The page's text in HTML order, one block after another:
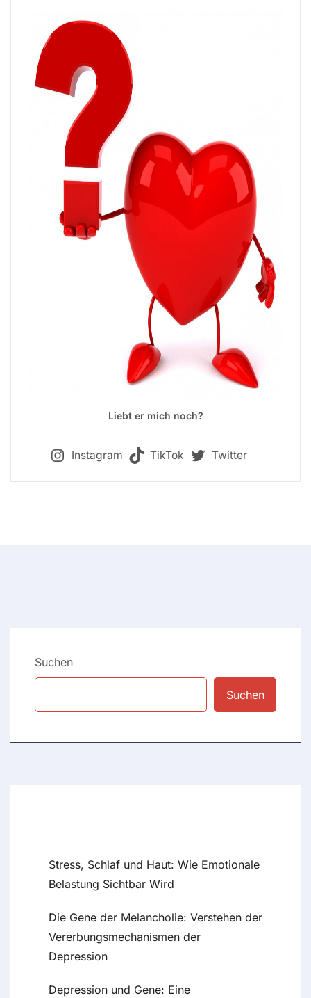
Liebt er mich noch?
Instagram TikTok Twitter
Suchen
Suchen
Stress, Schlaf und Haut: Wie Emotionale
Belastung Sichtbar Wird
Die Gene der Melancholie: Verstehen der
Vererbungsmechanismen der
Depression
Depression und Gene: Eine